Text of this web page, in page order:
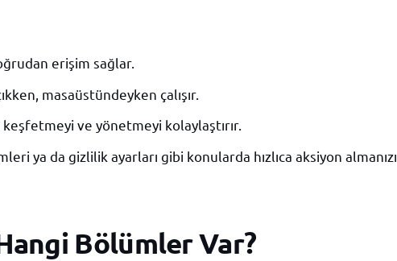
erişim sağlar.
masaüstündeyken çalışır.
keşfetmeyi ve yönetmeyi kolaylaştırır.
ya da gizlilik ayarları gibi konularda hızlıca aksiyon almanızı
Bölümler Var?